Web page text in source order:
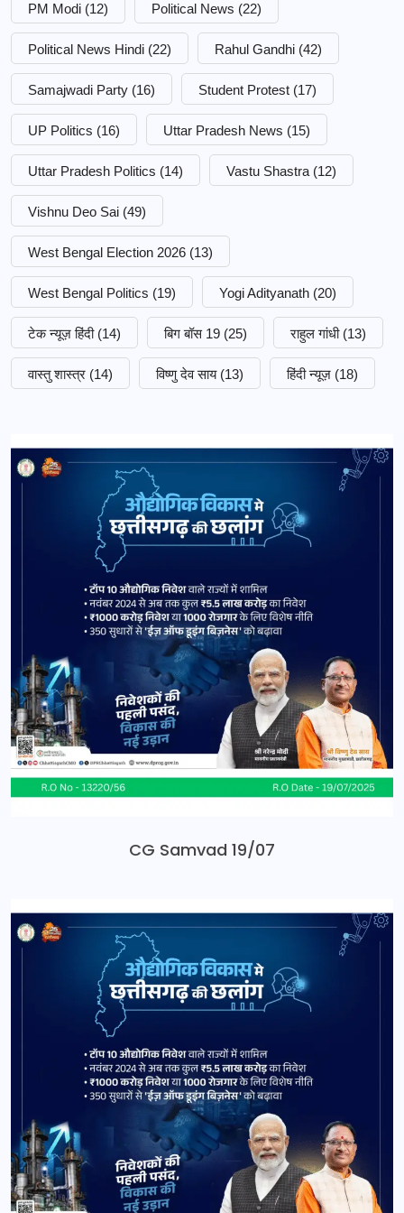
PM Modi (12) Political News (22)
Political News Hindi (22) Rahul Gandhi (42)
Samajwadi Party (16) Student Protest (17)
UP Politics (16) Uttar Pradesh News (15)
Uttar Pradesh Politics (14) Vastu Shastra (12)
Vishnu Deo Sai (49)
West Bengal Election 2026 (13)
West Bengal Politics (19) Yogi Adityanath (20)
टेक न्यूज़ हिंदी (14) बिग बॉस 19 (25) राहुल गांधी (13)
वास्तु शास्त्र (14) विष्णु देव साय (13) हिंदी न्यूज़ (18)
CG Samvad 19/07